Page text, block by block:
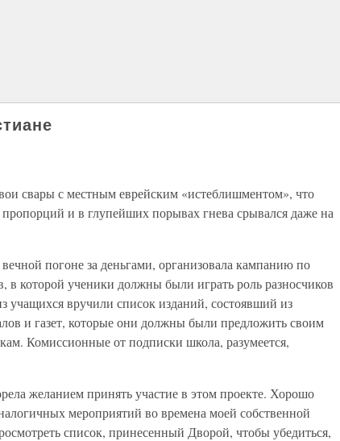
с местным еврейским «истеблишментом», что
и в глупейших порывах гнева срывался даже на
погоне за деньгами, организовала кампанию по
в которой ученики должны были играть роль разносчиков
учащихся вручили список изданий, состоявший из
и газет, которые они должны были предложить своим
Комиссионные от подписки школа, разумеется,
желанием принять участие в этом проекте. Хорошо
мероприятий во времена моей собственной
список, принесенный Дворой, чтобы убедиться,